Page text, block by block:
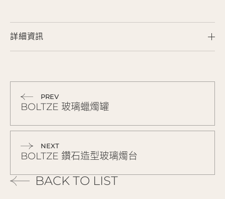
詳細資訊
PREV
BOLTZE 玻璃蠟燭罐
NEXT
BOLTZE 鑽石造型玻璃燭台
BACK TO LIST